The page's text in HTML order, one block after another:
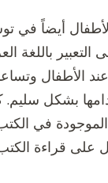
أيضاً في
باللغة
عند الأطفال
بشكل سليم.
في
على قراءة